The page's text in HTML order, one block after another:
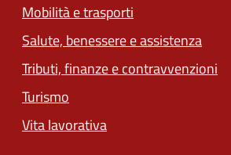
Mobilità e trasporti
Salute, benessere e assistenza
Tributi, finanze e contravvenzioni
Turismo
Vita lavorativa